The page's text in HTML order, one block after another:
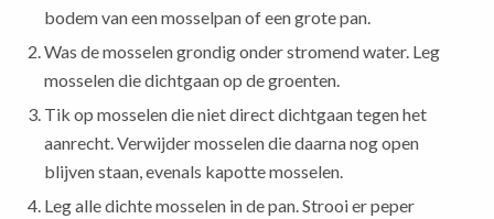
bodem van een mosselpan of een grote pan.
Was de mosselen grondig onder stromend water. Leg
mosselen die dichtgaan op de groenten.
Tik op mosselen die niet direct dichtgaan tegen het
aanrecht. Verwijder mosselen die daarna nog open
blijven staan, evenals kapotte mosselen.
Leg alle dichte mosselen in de pan. Strooi er peper